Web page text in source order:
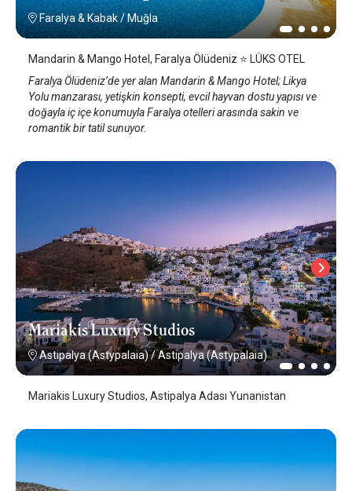
Faralya & Kabak/ Muğla
Mandarin & Mango Hotel, Faralya Ölüdeniz ⭐️ LÜKS OTEL
Faralya Ölüdeniz’de yer alan Mandarin & Mango Hotel; Likya
Yolu manzarası, yetişkin konsepti, evcil hayvan dostu yapısı ve
doğayla iç içe konumuyla Faralya otelleri arasında sakin ve
romantik bir tatil sunuyor.
Mariakis Luxury Studios
Astipalya (Astypalaia)/Astipalya (Astypalaia)
Mariakis Luxury Studios, Astipalya Adası Yunanistan